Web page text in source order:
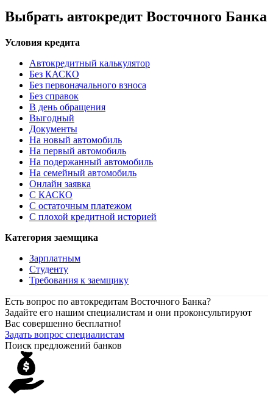
Выбрать автокредит Восточного Банка
Условия кредита
Автокредитный калькулятор
Без КАСКО
Без первоначального взноса
Без справок
В день обращения
Выгодный
Документы
На новый автомобиль
На первый автомобиль
На подержанный автомобиль
На семейный автомобиль
Онлайн заявка
С КАСКО
С остаточным платежом
С плохой кредитной историей
Категория заемщика
Зарплатным
Студенту
Требования к заемщику
Есть вопрос по автокредитам Восточного Банка?
Задайте его нашим специалистам и они проконсультируют
Вас совершенно бесплатно!
Задать вопрос специалистам
Поиск предложений банков